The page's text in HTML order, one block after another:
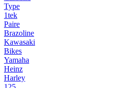
Type
1tek
Paire
Brazoline
Kawasaki
Bikes
Yamaha
Heinz
Harley